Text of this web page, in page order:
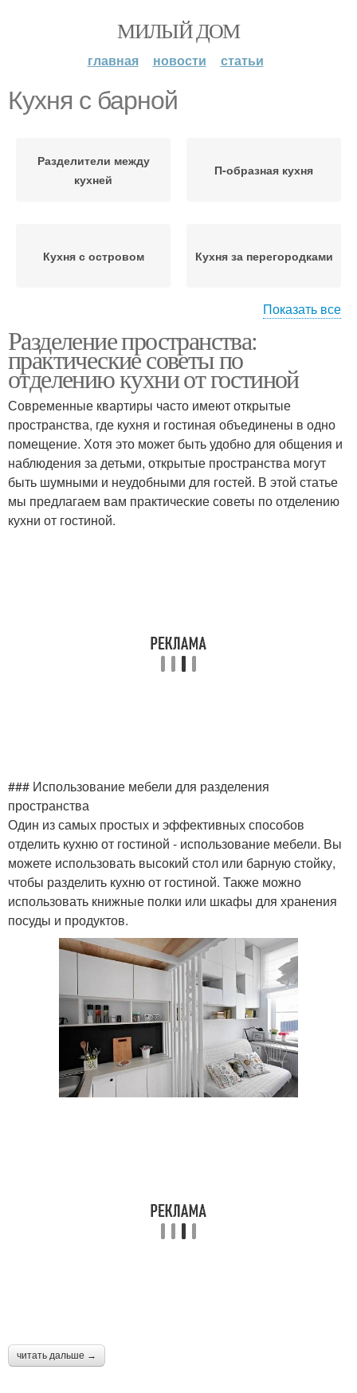
МИЛЫЙ ДОМ
главная новости статьи
Кухня с барной
Разделители между
кухней
П-образная кухня
Кухня с островом Кухня за перегородками
Мебель для кухни Кухни в хрущевке
Интерьер для
хрущевской кухни
Кухня в современном
стиле
Кухня в классическом
стиле
зоной
Кухни с мойкой Г-образная кухня
Кухни в современном
стиле
Кухня с мойкой
Кухня с угловой мойкой Кухни в интерьере
Показать все
Разделение пространства:
практические советы по
отделению кухни от гостиной
Современные квартиры часто имеют открытые
пространства, где кухня и гостиная объединены в одно
помещение. Хотя это может быть удобно для общения и
наблюдения за детьми, открытые пространства могут
быть шумными и неудобными для гостей. В этой статье
мы предлагаем вам практические советы по отделению
кухни от гостиной.
### Использование мебели для разделения
пространства
Один из самых простых и эффективных способов
отделить кухню от гостиной - использование мебели. Вы
можете использовать высокий стол или барную стойку,
чтобы разделить кухню от гостиной. Также можно
использовать книжные полки или шкафы для хранения
посуды и продуктов.
читать дальше →